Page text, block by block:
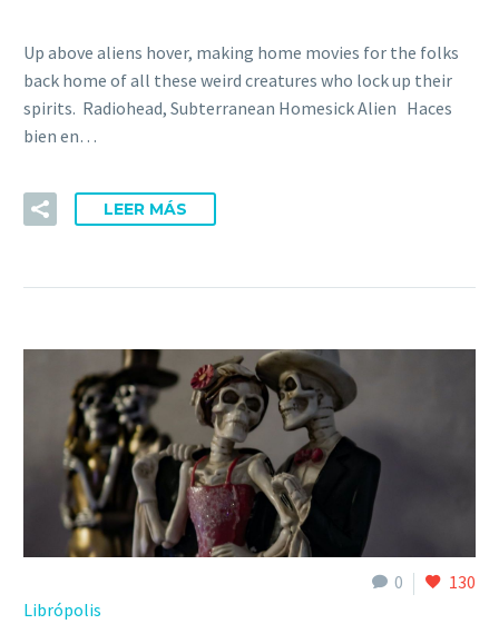
Up above aliens hover, making home movies for the folks
back home of all these weird creatures who lock up their
spirits. Radiohead, Subterranean Homesick Alien Haces
bien en…
LEER MÁS
0
130
Librópolis